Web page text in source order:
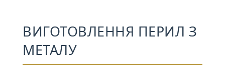
ВИГОТОВЛЕННЯ ПЕРИЛ З
МЕТАЛУ